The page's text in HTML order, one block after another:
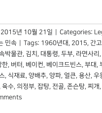
2015년 10월 21일 Categories:
민속 Tags: 1960년대 , 2015, 간고
박물관, 김치 , 대통령, 두부, 라면사리 ,
한, 버터 , 베이컨, 베이크드빈스, 부대 ,
, 식재료, 양배추, 양파, 얼큰, 용산, 우
, 육수, 의정부, 잡탕, 전골, 존슨탕, 찌개 ,